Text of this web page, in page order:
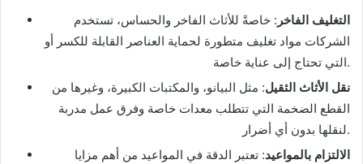
التغليف الفاخر : خاصةً للأثاث الفاخر والحساس، تستخدم
الشركات مواد تغليف متطورة لحماية العناصر القابلة للكسر أو
التي تحتاج إلى عناية خاصة.
نقل الأثاث الثقيل: مثل البيانو، والمكتبات الكبيرة، وغيرها من
القطع الضخمة التي تتطلب معدات خاصة وفرق عمل مدربة
لنقلها بدون أي أضرار.
الالتزام بالمواعيد: تعتبر الدقة في المواعيد من أهم مزايا